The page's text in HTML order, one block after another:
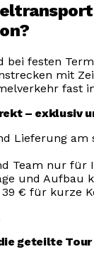
bei festen
mit
fast
– exklusiv
Lieferung am
Team nur für
und Aufbau
39 € für kurze
geteilte